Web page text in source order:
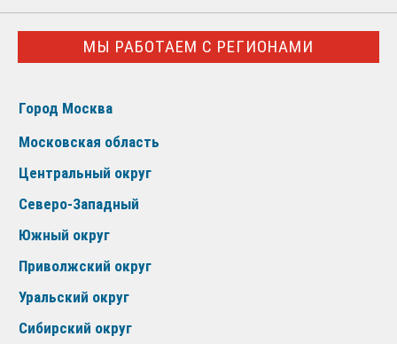
МЫ РАБОТАЕМ С РЕГИОНАМИ
Город Москва
Московская область
Центральный округ
Северо-Западный
Южный округ
Приволжский округ
Уральский округ
Сибирский округ